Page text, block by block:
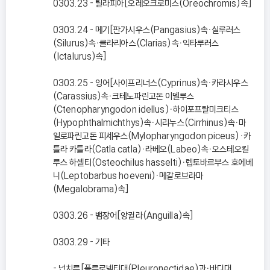
0303.23 - 틸라피아[오레오크로미스(Oreochromis)속]
0303.24 - 메기[판가시우스(Pangasius)속ㆍ실루러스
(Silurus)속ㆍ클라리아스(Clarias)속ㆍ익타루러스
(Ictalurus)속]
0303.25 - 잉어[사이프리너스(Cyprinus)속ㆍ카라시우스
(Carassius)속ㆍ크테노파린고돈 이델루스
(Ctenopharyngodon idellus)ㆍ하이포프탈미크티스
(Hypophthalmichthys)속ㆍ시리누스(Cirrhinus)속ㆍ마
일로파린고돈 피세우스(Mylopharyngodon piceus)ㆍ카
틀라 카틀라(Catla catla)ㆍ라베오(Labeo)속ㆍ오스테오킬
루스 하셀티(Osteochilus hasselti)ㆍ렙토바르부스 호에베
니(Leptobarbus hoeveni)ㆍ메갈로브라마
(Megalobrama)속]
0303.26 - 뱀장어[앙귈라(Anguilla)속]
0303.29 - 기타